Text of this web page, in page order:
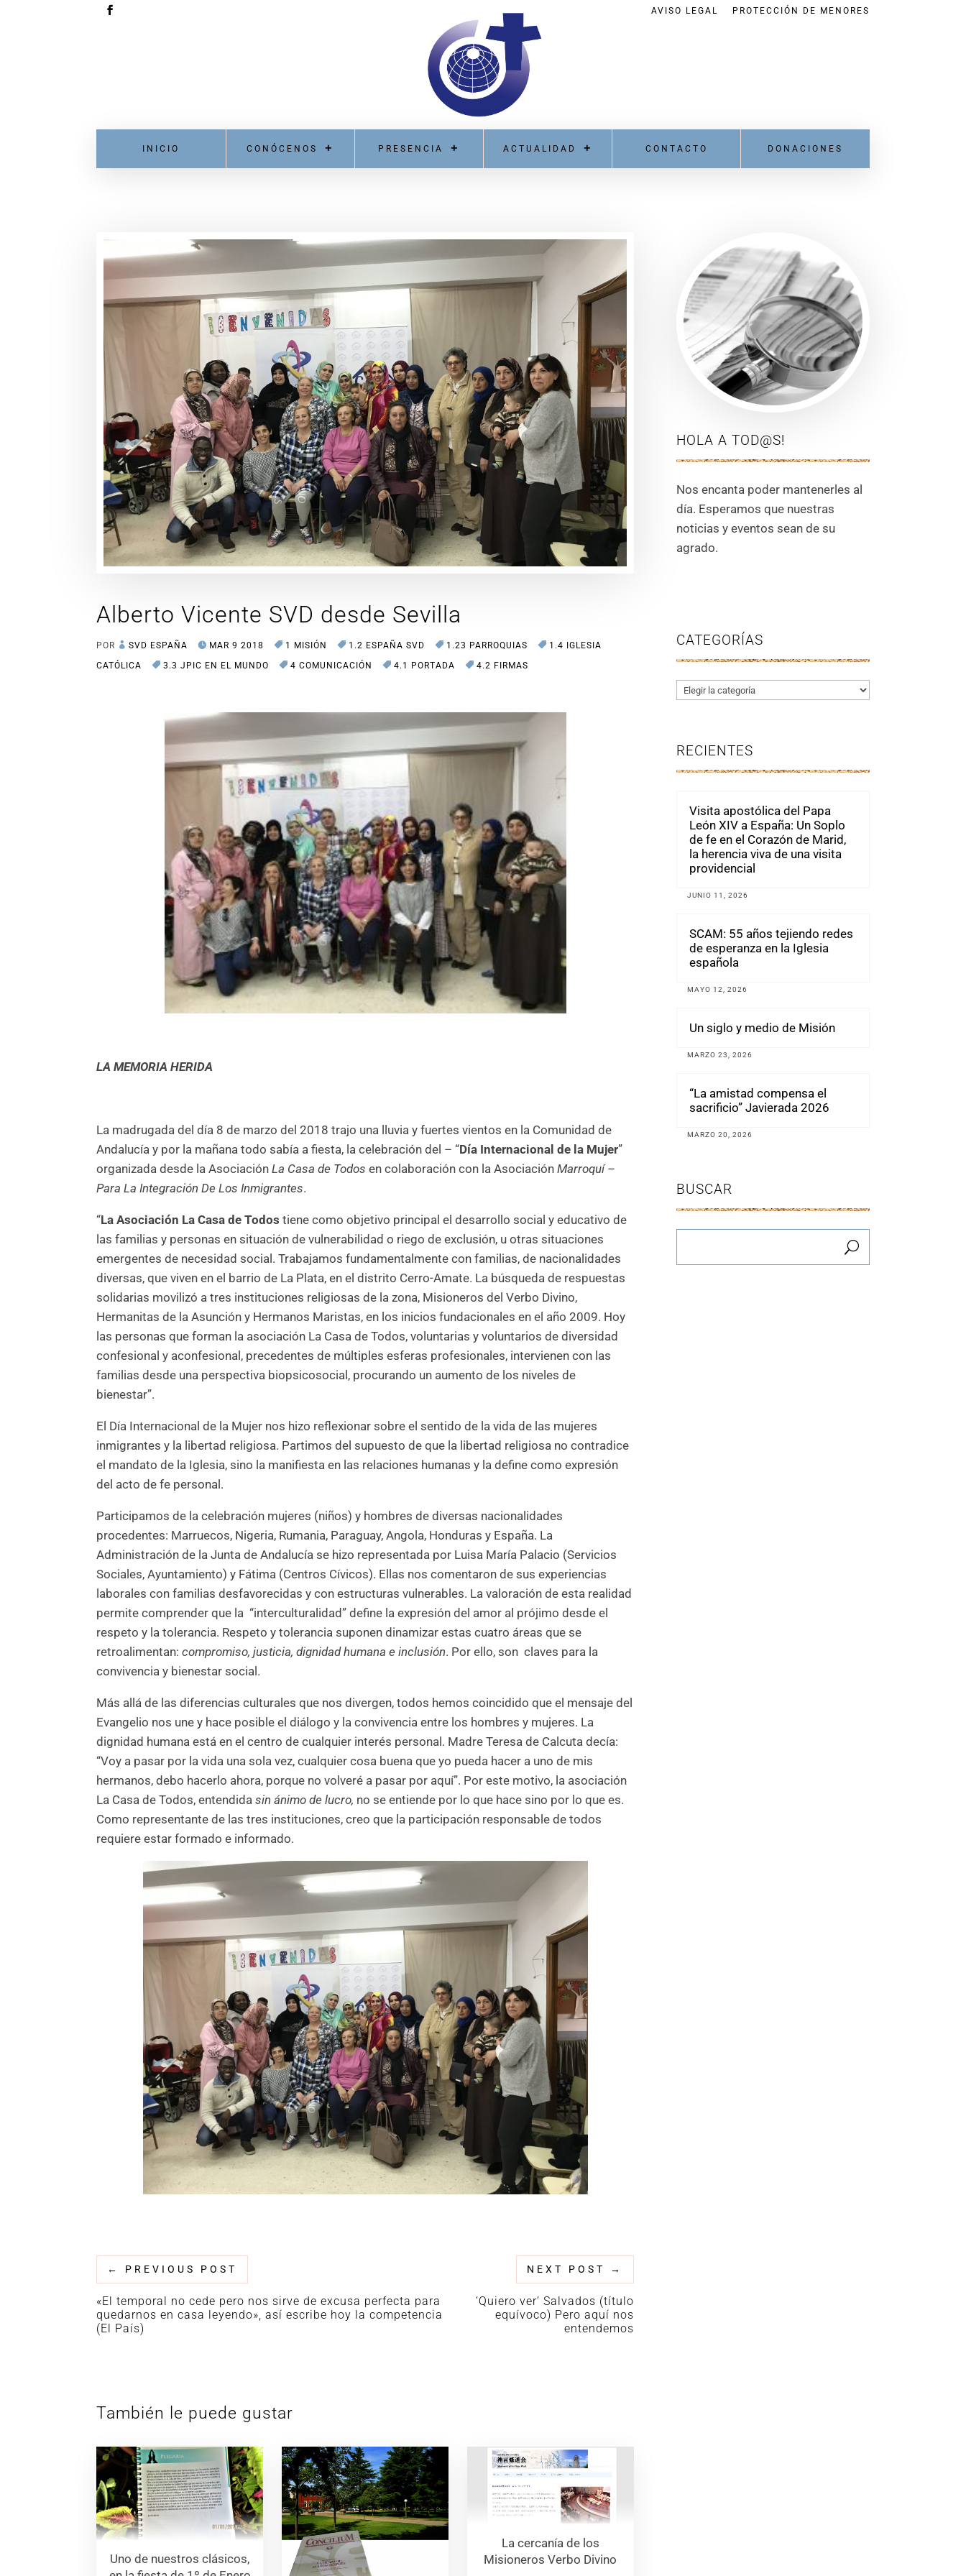
AVISO LEGAL PROTECCIÓN DE MENORES
INICIO CONÓCENOS PRESENCIA ACTUALIDAD CONTACTO DONACIONES
Alberto Vicente SVD desde Sevilla
POR SVD ESPAÑA MAR 9 2018 1 MISIÓN 1.2 ESPAÑA SVD 1.23 PARROQUIAS
1.4 IGLESIA
CATÓLICA
3.3 JPIC EN EL MUNDO 4 COMUNICACIÓN 4.1 PORTADA 4.2 FIRMAS
LA MEMORIA HERIDA
La madrugada del día 8 de marzo del 2018 trajo una lluvia y fuertes vientos en la Comunidad de
Andalucía y por la mañana todo sabía a fiesta, la celebración del – “Día Internacional de la Mujer”
organizada desde la AsociaciónLa Casa de Todos en colaboración con la AsociaciónMarroquí–
Para La Integración De Los Inmigrantes.
“La Asociación La Casa de Todos tiene como objetivo principal el desarrollo social y educativo de
las familias y personas en situación de vulnerabilidad o riego de exclusión, u otras situaciones
emergentes de necesidad social. Trabajamos fundamentalmente con familias, de nacionalidades
diversas, que viven en el barrio de La Plata, en el distrito Cerro-Amate. La búsqueda de respuestas
solidarias movilizó a tres instituciones religiosas de la zona, Misioneros del Verbo Divino,
Hermanitas de la Asunción y Hermanos Maristas, en los inicios fundacionales en el año 2009. Hoy
las personas que forman la asociación La Casa de Todos, voluntarias y voluntarios de diversidad
confesional y aconfesional, precedentes de múltiples esferas profesionales, intervienen con las
familias desde una perspectiva biopsicosocial, procurando un aumento de los niveles de
bienestar”.
El Día Internacional de la Mujer nos hizo reflexionar sobre el sentido de la vida de las mujeres
inmigrantes y la libertad religiosa. Partimos del supuesto de que la libertad religiosa no contradice
el mandato de la Iglesia, sino la manifiesta en las relaciones humanas y la define como expresión
del acto de fe personal.
Participamos de la celebración mujeres (niños) y hombres de diversas nacionalidades
procedentes: Marruecos, Nigeria, Rumania, Paraguay, Angola, Honduras y España. La
Administración de la Junta de Andalucía se hizo representada por Luisa María Palacio (Servicios
Sociales, Ayuntamiento) y Fátima (Centros Cívicos). Ellas nos comentaron de sus experiencias
laborales con familias desfavorecidas y con estructuras vulnerables. La valoración de esta realidad
permite comprender que la “interculturalidad” define la expresión del amor al prójimo desde el
respeto y la tolerancia. Respeto y tolerancia suponen dinamizar estas cuatro áreas que se
retroalimentan:compromiso, justicia, dignidad humana e inclusión. Por ello, son claves para la
convivencia y bienestar social.
Más allá de las diferencias culturales que nos divergen, todos hemos coincidido que el mensaje del
Evangelio nos une y hace posible el diálogo y la convivencia entre los hombres y mujeres. La
dignidad humana está en el centro de cualquier interés personal. Madre Teresa de Calcuta decía:
“Voy a pasar por la vida una sola vez, cualquier cosa buena que yo pueda hacer a uno de mis
hermanos, debo hacerlo ahora, porque no volveré a pasar por aquí”. Por este motivo, la asociación
La Casa de Todos, entendidasin ánimo de lucro, no se entiende por lo que hace sino por lo que es.
Como representante de las tres instituciones, creo que la participación responsable de todos
requiere estar formado e informado.
← PREVIOUS POST
«El temporal no cede pero nos sirve de excusa perfecta para
quedarnos en casa leyendo», así escribe hoy la competencia
(El País)
NEXT POST →
‘Quiero ver’ Salvados (título
equívoco) Pero aquí nos
entendemos
También le puede gustar
Uno de nuestros clásicos,
La cercanía de los
Misioneros Verbo Divino
HOLA A TOD@S!
Nos encanta poder mantenerles al
día. Esperamos que nuestras
noticias y eventos sean de su
agrado.
CATEGORÍAS
Categorías
RECIENTES
Visita apostólica del Papa
León XIV a España: Un Soplo
de fe en el Corazón de Marid,
la herencia viva de una visita
providencial
JUNIO 11, 2026
SCAM: 55 años tejiendo redes
de esperanza en la Iglesia
española
MAYO 12, 2026
Un siglo y medio de Misión
MARZO 23, 2026
“La amistad compensa el
sacrificio” Javierada 2026
MARZO 20, 2026
BUSCAR